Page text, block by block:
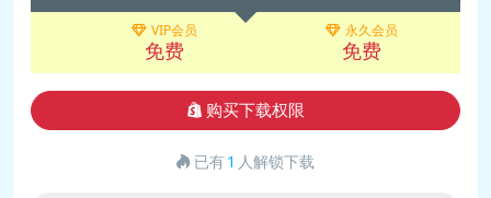
📄 gh-20.0224丨《秦汉帝国》
1：给平民封爵意味着什么？.pdf
🎵 gh-20.0225丨《秦汉帝国》
2：汉朝皇帝是怎么削弱诸侯
的？.mp3
史》3：欧洲人怎么用上了便
🎵 gh-0921丨《纸的文化
史》4：纸张如何改变人类社
会？.mp3
VIP会员
免费
永久会员
免费
购买下载权限
已有1 人解锁下载